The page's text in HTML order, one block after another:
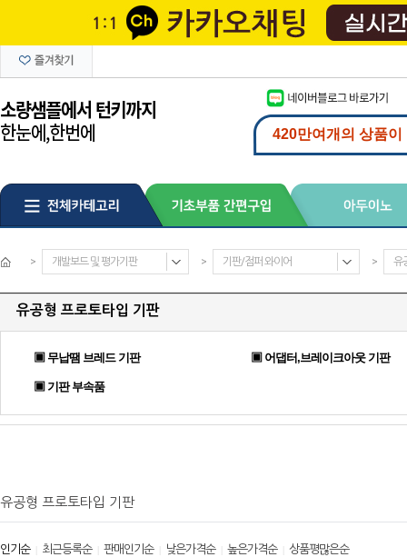
> 개발보드 및 평가기판 > 기판/점퍼 와이어 > 유
유공형 프로토타입 기판
▣ 무납땜 브레드 기판 ▣ 어댑터,브레이크아웃 기판
▣ 기판 부속품
유공형 프로토타입 기판
인기순| 최근등록순| 판매인기순| 낮은가격순| 높은가격순| 상품평많은순